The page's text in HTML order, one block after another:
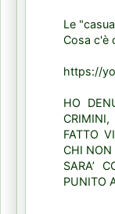
Le
Cosa c'è
https://
HO
FATTO
CHI NON
SARA’
PUNITO